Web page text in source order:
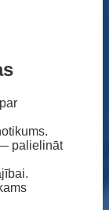
palielināt